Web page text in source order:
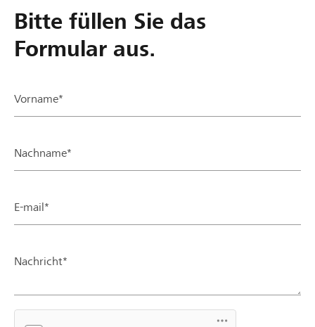
Bitte füllen Sie das
Formular aus.
Vorname*
Nachname*
E-mail*
Nachricht*